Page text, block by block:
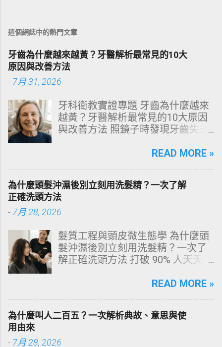
這個網誌中的熱門文章
牙齒為什麼越來越黃？牙醫解析最常見的10大
原因與改善方法
- 7月 31, 2026
牙科衛教實證專題 牙齒為什麼越來
越黃？牙醫解析最常見的10大原因
與改善方法 照鏡子時發現牙齒失去
文由專業牙科思維出發，深度剖析
改善與美白對策。 📋 文章快速導覽
目錄 一、 牙齒顏色的生物學本質：
琺瑯質與象牙質 二、 牙齒變黃的10
源性變色的自我檢視 四、 5大專業
牙醫美白療程評估與比較 五、 避坑
指南：破除3大網路美白偏方迷思
理策略 一、 牙齒顏色的生物學本
何泛黃，首先必須釐清牙齒的硬組
織構造。牙齒最外層是由高度鈣化
（Enamel，又稱牙釉質） ，而包裹
READ MORE »
為什麼頭髮沖濕後別立刻用洗髮精？一次了解
正確洗頭方法
- 7月 28, 2026
髮質工程與頭皮微生態學 為什麼頭
髮沖濕後別立刻用洗髮精？一次了
解正確洗頭方法 打破 90% 人天天在
構化思維，拆解頭皮清潔的物理與
天天洗頭，頭皮卻依然半天就出
數人的頭皮問題，並不是洗髮精買
READ MORE »
為什麼叫人二百五？一次解析典故、意思與使
用由來
- 7月 28, 2026